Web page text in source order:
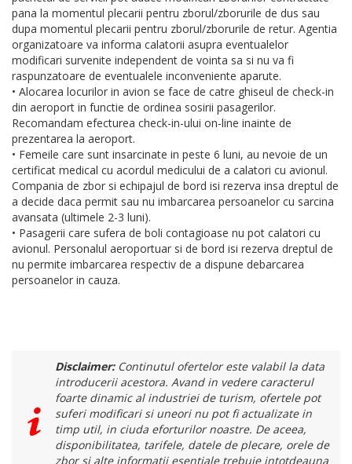
pana la momentul plecarii pentru zborul/zborurile de dus sau
dupa momentul plecarii pentru zborul/zborurile de retur. Agentia
organizatoare va informa calatorii asupra eventualelor
modificari survenite independent de vointa sa si nu va fi
raspunzatoare de eventualele inconveniente aparute.
• Alocarea locurilor in avion se face de catre ghiseul de check-in
din aeroport in functie de ordinea sosirii pasagerilor.
Recomandam efecturea check-in-ului on-line inainte de
prezentarea la aeroport.
• Femeile care sunt insarcinate in peste 6 luni, au nevoie de un
certificat medical cu acordul medicului de a calatori cu avionul.
Compania de zbor si echipajul de bord isi rezerva insa dreptul de
a decide daca permit sau nu imbarcarea persoanelor cu sarcina
avansata (ultimele 2-3 luni).
• Pasagerii care sufera de boli contagioase nu pot calatori cu
avionul. Personalul aeroportuar si de bord isi rezerva dreptul de
nu permite imbarcarea respectiv de a dispune debarcarea
persoanelor in cauza.
Disclaimer:Continutul ofertelor este valabil la data
introducerii acestora. Avand in vedere caracterul
foarte dinamic al industriei de turism, ofertele pot
suferi modificari si uneori nu pot fi actualizate in
timp util, in ciuda eforturilor noastre. De aceea,
disponibilitatea, tarifele, datele de plecare, orele de
zbor si alte informatii esentiale trebuie intotdeauna